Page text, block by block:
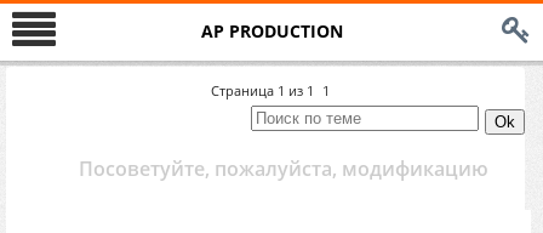
AP PRODUCTION
Страница 1 из 1 1
Посоветуйте, пожалуйста, модификацию